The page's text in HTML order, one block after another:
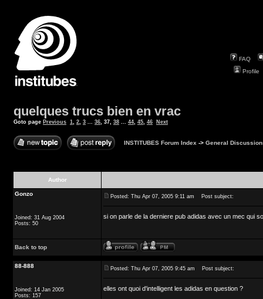
FAQ
Profile
quelques trucs bien en vrac
Goto page Previous 1, 2, 3 ... 36, 37, 38 ... 44, 45, 46 Next
INSTITUBES Forum Index -> General
Author
Gonzo
Joined: 31 Aug 2004
Posts: 50
Posted: Thu Apr 07, 2005 9:11 am Post subject:
si on parle de la derniere pub adidas avec un mec qui
Back to top
88-888
Joined: 14 Jan 2005
Posts: 157
Posted: Thu Apr 07, 2005 9:45 am Post subject:
elles ont quoi d'intelligent les adidas en question ?